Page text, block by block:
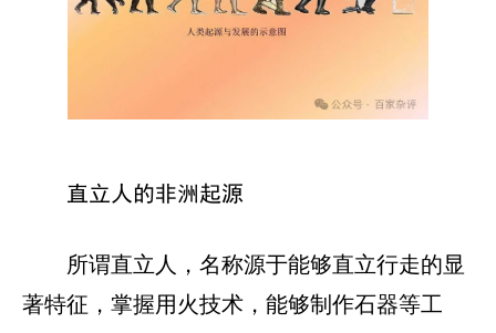
直立人的非洲起源
所谓直立人，名称源于能够直立行走的显
著特征，掌握用火技术，能够制作石器等工